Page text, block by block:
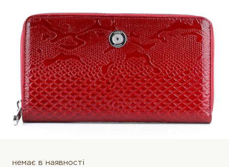
немає в наявності